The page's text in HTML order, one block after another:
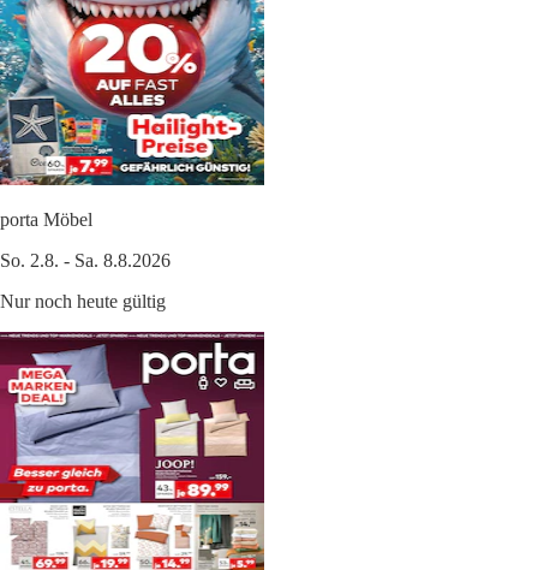
porta Möbel
So. 2.8. - Sa. 8.8.2026
Nur noch heute gültig